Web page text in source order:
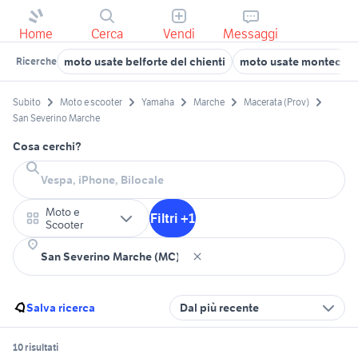
Home Cerca Vendi Messaggi
Ricerche moto usate belforte del chienti moto usate
Subito Moto e scooter Yamaha Marche
Macerata (Prov)
San Severino Marche
Cosa cerchi?
Moto e
Scooter
Filtri +1
Salva ricerca Dal più recente
10 risultati